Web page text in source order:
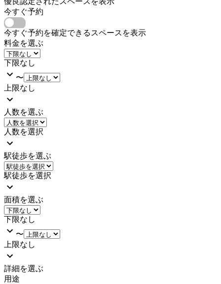
今すぐ予約
今すぐ予約を確定できるスペースを表示
料金を選ぶ
下限なし
〜
上限なし
人数を選ぶ
人数を選択
駅徒歩を選ぶ
駅徒歩を選択
面積を選ぶ
下限なし
〜
上限なし
詳細を選ぶ
用途